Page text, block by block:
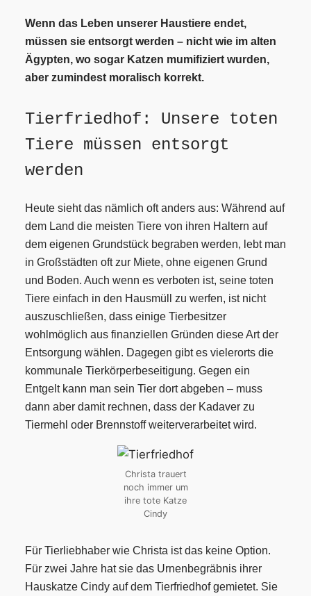
Wenn das Leben unserer Haustiere endet,
müssen sie entsorgt werden – nicht wie im alten
Ägypten, wo sogar Katzen mumifiziert wurden,
aber zumindest moralisch korrekt.
Tierfriedhof: Unsere toten
Tiere müssen entsorgt
werden
Heute sieht das nämlich oft anders aus: Während auf
dem Land die meisten Tiere von ihren Haltern auf
dem eigenen Grundstück begraben werden, lebt man
in Großstädten oft zur Miete, ohne eigenen Grund
und Boden. Auch wenn es verboten ist, seine toten
Tiere einfach in den Hausmüll zu werfen, ist nicht
auszuschließen, dass einige Tierbesitzer
wohlmöglich aus finanziellen Gründen diese Art der
Entsorgung wählen. Dagegen gibt es vielerorts die
kommunale Tierkörperbeseitigung. Gegen ein
Entgelt kann man sein Tier dort abgeben – muss
dann aber damit rechnen, dass der Kadaver zu
Tiermehl oder Brennstoff weiterverarbeitet wird.
Christa trauert
noch immer um
ihre tote Katze
Cindy
Für Tierliebhaber wie Christa ist das keine Option.
Für zwei Jahre hat sie das Urnenbegräbnis ihrer
Hauskatze Cindy auf dem Tierfriedhof gemietet. Sie